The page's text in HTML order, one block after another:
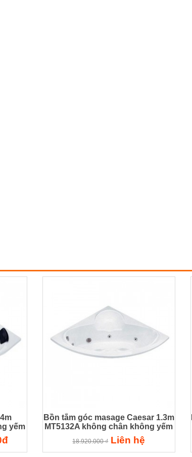
yếm
Bồn tắm góc masage Caesar 1.3m
MT5132A không chân không yếm
18.920.000 ₫ Liên hệ